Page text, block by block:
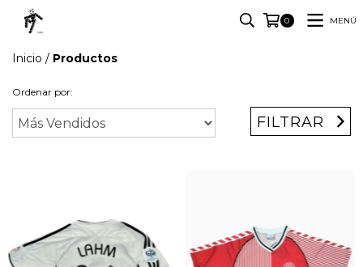
0 MENÚ
Inicio / Productos
Ordenar por:
FILTRAR